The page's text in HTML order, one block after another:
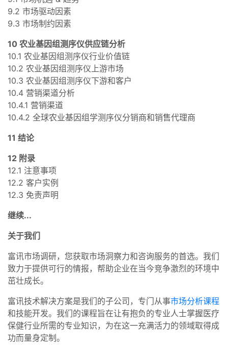
9.2 市场驱动因素
9.3 市场制约因素
10 农业基因组测序仪供应链分析
10.1 农业基因组测序仪行业价值链
10.2 农业基因组测序仪上游市场
10.3 农业基因组测序仪下游和客户
10.4 营销渠道分析
10.4.1 营销渠道
10.4.2 全球农业基因组学测序仪分销商和销售代理商
11 结论
12 附录
12.1 注意事项
12.2 客户实例
12.3 免责声明
继续...
关于我们
富讯市场调研，您获取市场洞察力和咨询服务的首选。我们
致力于提供可行的情报，帮助企业在当今竞争激烈的环境中
茁壮成长。
富讯技术解决方案是我们的子公司，专门从事市场分析课程
和技能开发。我们的课程旨在让有抱负的专业人士掌握医疗
保健行业所需的专业知识，为在这一充满活力的领域取得成
功而量身定制。